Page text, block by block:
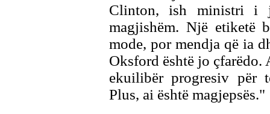
Clinton, ish ministri i
magjishëm. Një etiketë
mode, por mendja që ia
Oksford është jo çfarëdo.
ekuilibër progresiv për
Plus, ai është magjepsës."